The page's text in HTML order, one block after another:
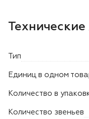
Станки заточные
Высоторезы
Тип
Единиц в одном
Количество в
Количество звеньев